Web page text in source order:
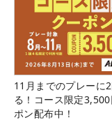
11月までのプレーに2
る！コース限定
ポン配布中！